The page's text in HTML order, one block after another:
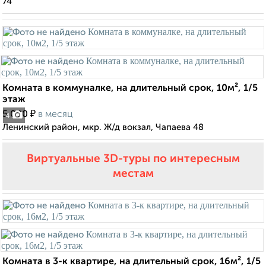
4
Комната в коммуналке, на длительный срок, 10м², 1/5
этаж
5 000 ₽ в месяц
Ленинский район, мкр. Ж/д вокзал, Чапаева 48
Виртуальные 3D-туры по интересным
местам
Комната в 3-к квартире, на длительный срок, 16м², 1/5